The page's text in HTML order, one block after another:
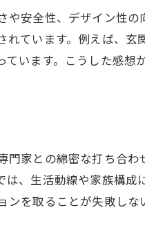
外構工事おすすめ設備で
外構工事体験談に学ぶセ
住環境を守る外構工事の
外構工事おすすめ情報と
外構工事選びで参考にし
外構工事体験者が語る満
安全性、デザイン性
ています。例えば、
います。こうした感
家との綿密な打ち合
、生活動線や家族構
を取ることが失敗し